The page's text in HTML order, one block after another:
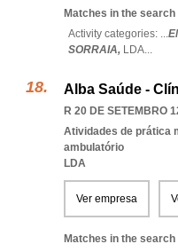
Matches in the search
Activity categories: ...
SORRAIA, LDA...
Alba Saúde -
R 20 DE SETEMBRO
Atividades de prática
ambulatório
LDA
Ver empresa
Matches in the search